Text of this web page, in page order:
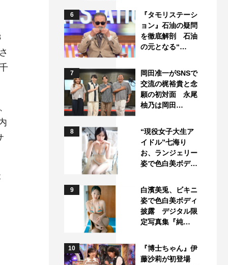
6
『タモリステーシ
ョン』石油の疑問
を徹底解剖 石油
の元となる“…
7
岡田准一がSNSで
交流の梶裕貴と念
願の初対面 永尾
柚乃は岡田…
8
“現役女子大生ア
イドル”七海り
お、ランジェリー
姿で色白美ボデ…
9
白濱美兎、ビキニ
姿で色白美ボディ
披露 デジタル限
定写真集『純…
10
『博士ちゃん』伊
藤沙莉が初登場